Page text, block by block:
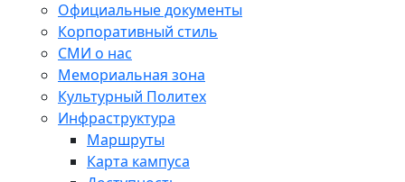
Официальные документы
Корпоративный стиль
СМИ о нас
Мемориальная зона
Культурный Политех
Инфраструктура
Маршруты
Карта кампуса